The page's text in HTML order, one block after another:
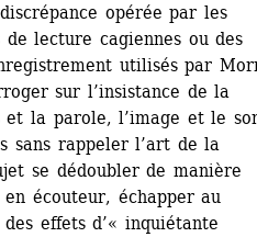
opérée par les
lecture cagiennes ou des
utilisés par
sur l’insistance de la
la parole, l’image et le
sans rappeler l’art de la
se dédoubler de manière
écouteur, échapper au
effets d’« inquiétante